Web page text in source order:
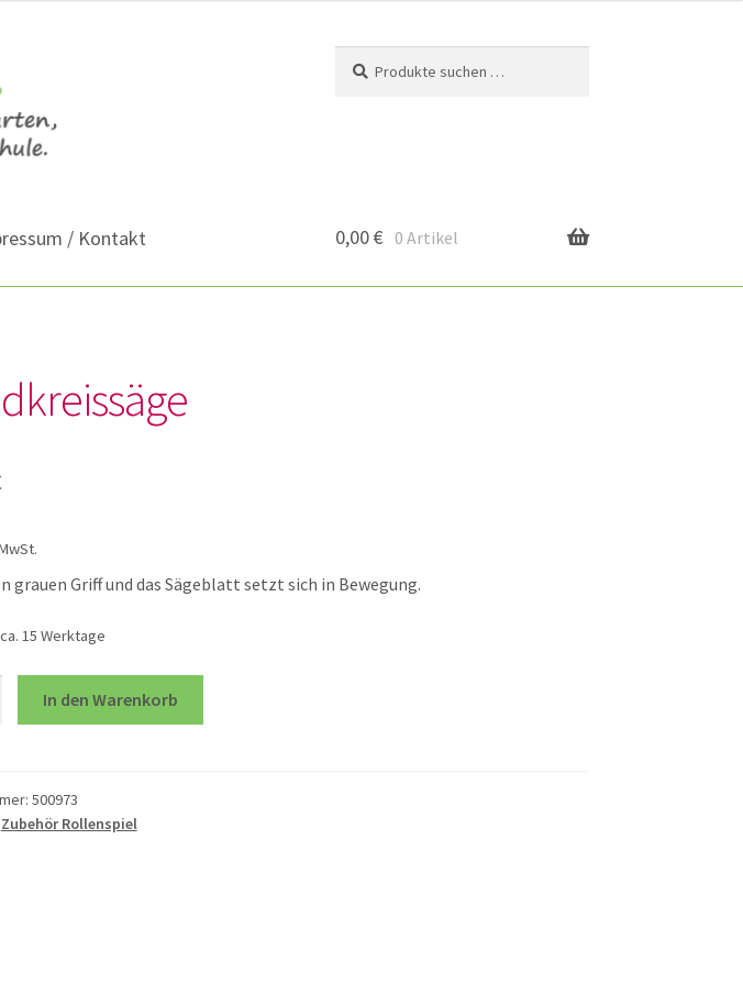
nach:
/ Kontakt 0,00€ 0 Artikel
grauen Griff und das Sägeblatt setzt sich in Bewegung.
ca. 15 Werktage
In den Warenkorb
500973
Zubehör Rollenspiel